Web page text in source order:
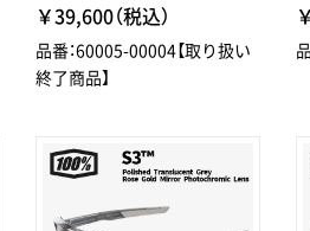
￥39,600（税込）
品番：60005-00004【取り扱い
終了商品】